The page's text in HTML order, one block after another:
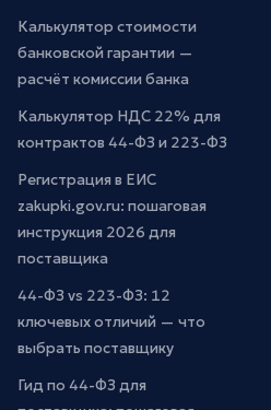
Калькулятор стоимости
банковской гарантии —
расчёт комиссии банка
Калькулятор НДС 22% для
контрактов 44-ФЗ и 223-ФЗ
Регистрация в ЕИС
zakupki.gov.ru: пошаговая
инструкция 2026 для
поставщика
44-ФЗ vs 223-ФЗ: 12
ключевых отличий — что
выбрать поставщику
Гид по 44-ФЗ для